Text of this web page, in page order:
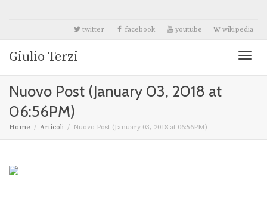
twitter facebook youtube wikipedia
Giulio Terzi
Nuovo Post (January 03, 2018 at
06:56PM)
Home Articoli Nuovo Post (January 03, 2018 at 06:56PM)